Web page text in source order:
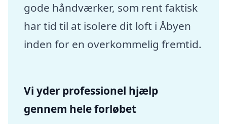
gode håndværker, som rent faktisk
har tid til at isolere dit loft i Åbyen
inden for en overkommelig fremtid.
Vi yder professionel hjælp
gennem hele forløbet